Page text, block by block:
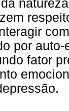
por
fator